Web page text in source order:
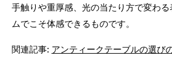
手触りや重厚感、光の当たり方で変わ
ムでこそ体感できるものです。
関連記事: アンティークテーブルの選び